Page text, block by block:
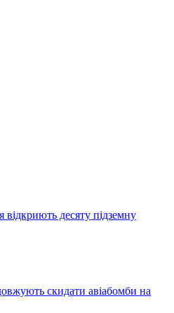
відкриють десяту підземну
скидати авіабомби на